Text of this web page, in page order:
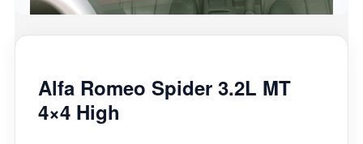
Alfa Romeo Spider 3.2L MT
4×4 High